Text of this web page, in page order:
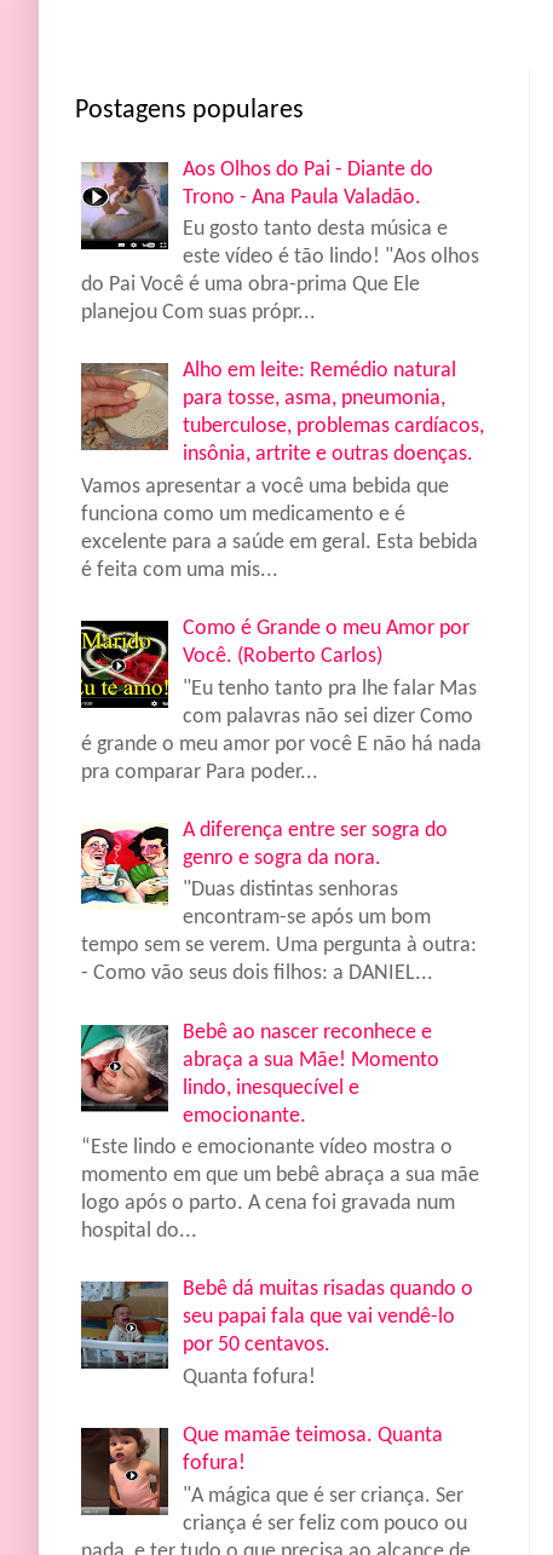
Postagens populares
Aos Olhos do Pai - Diante do
Trono - Ana Paula Valadão.
Eu gosto tanto desta música e
este vídeo é tão lindo! "Aos olhos
do Pai Você é uma obra-prima Que Ele
planejou Com suas própr...
Alho em leite: Remédio natural
para tosse, asma, pneumonia,
tuberculose, problemas cardíacos,
insônia, artrite e outras doenças.
Vamos apresentar a você uma bebida que
funciona como um medicamento e é
excelente para a saúde em geral. Esta bebida
é feita com uma mis...
Como é Grande o meu Amor por
Você. (Roberto Carlos)
"Eu tenho tanto pra lhe falar Mas
com palavras não sei dizer Como
é grande o meu amor por você E não há nada
pra comparar Para poder...
A diferença entre ser sogra do
genro e sogra da nora.
"Duas distintas senhoras
encontram-se após um bom
tempo sem se verem. Uma pergunta à outra:
- Como vão seus dois filhos: a DANIEL...
Bebê ao nascer reconhece e
abraça a sua Mãe! Momento
lindo, inesquecível e
emocionante.
“Este lindo e emocionante vídeo mostra o
momento em que um bebê abraça a sua mãe
logo após o parto. A cena foi gravada num
hospital do...
Bebê dá muitas risadas quando o
seu papai fala que vai vendê-lo
por 50 centavos.
Quanta fofura!
Que mamãe teimosa. Quanta
fofura!
"A mágica que é ser criança. Ser
criança é ser feliz com pouco ou